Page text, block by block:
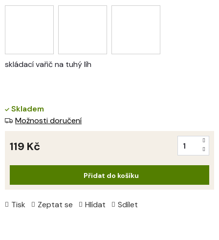
skládací vařič na tuhý líh
Tisk Zeptat se Hlídat Sdílet
Skladem
Možnosti doručení
119 Kč
Přidat do košíku